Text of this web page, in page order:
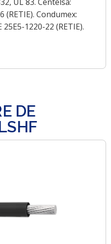
(RETIE). Condumex:
1220-22 (RETIE).
DE